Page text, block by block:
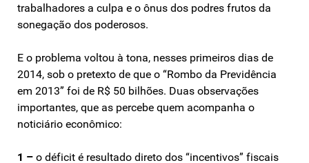
trabalhadores a culpa e o ônus dos podres frutos da
sonegação dos poderosos.
E o problema voltou à tona, nesses primeiros dias de
2014, sob o pretexto de que o “Rombo da Previdência
em 2013” foi de R$ 50 bilhões. Duas observações
importantes, que as percebe quem acompanha o
noticiário econômico:
1 – o déficit é resultado direto dos “incentivos” fiscais